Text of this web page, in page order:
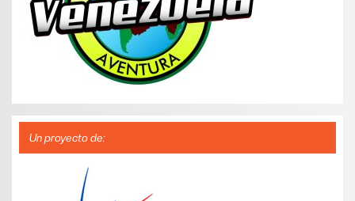
Un proyecto de: